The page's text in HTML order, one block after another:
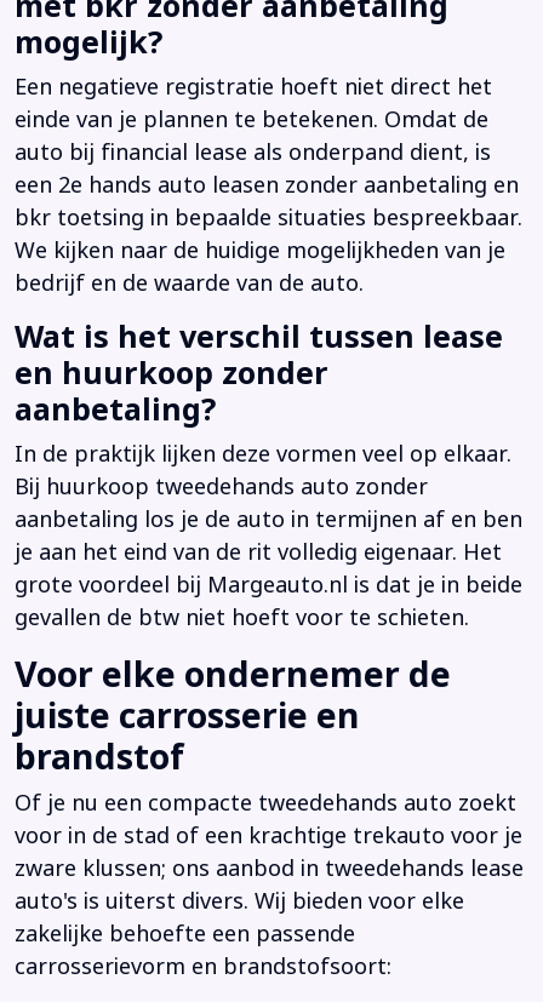
mogelijk?
Een negatieve registratie hoeft niet direct het
einde van je plannen te betekenen. Omdat de
auto bij financial lease als onderpand dient, is
een 2e hands auto leasen zonder aanbetaling en
bkr toetsing in bepaalde situaties bespreekbaar.
We kijken naar de huidige mogelijkheden van je
bedrijf en de waarde van de auto.
Wat is het verschil tussen lease
en huurkoop zonder
aanbetaling?
In de praktijk lijken deze vormen veel op elkaar.
Bij huurkoop tweedehands auto zonder
aanbetaling los je de auto in termijnen af en ben
je aan het eind van de rit volledig eigenaar. Het
grote voordeel bij Margeauto.nl is dat je in beide
gevallen de btw niet hoeft voor te schieten.
Voor elke ondernemer de
juiste carrosserie en
brandstof
Of je nu een compacte tweedehands auto zoekt
voor in de stad of een krachtige trekauto voor je
zware klussen; ons aanbod in tweedehands lease
auto's is uiterst divers. Wij bieden voor elke
zakelijke behoefte een passende
carrosserievorm en brandstofsoort: